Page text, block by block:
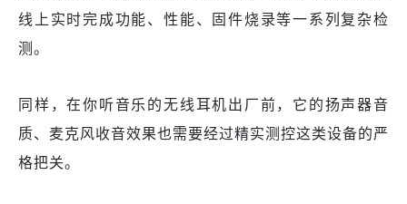
线上实时完成功能、性能、固件烧录等一系列复杂检
测。
同样，在你听音乐的无线耳机出厂前，它的扬声器音
质、麦克风收音效果也需要经过精实测控这类设备的严
格把关。